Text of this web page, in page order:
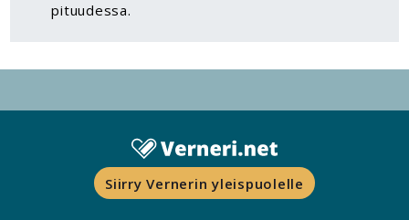
pituudessa.
Siirry Vernerin yleispuolelle